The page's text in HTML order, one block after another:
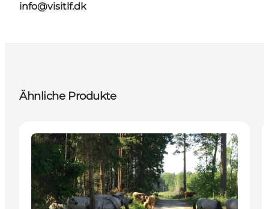
info@visitlf.dk
Ähnliche Produkte
Attraktionen